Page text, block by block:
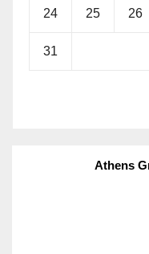
24 25 26
31
Athens